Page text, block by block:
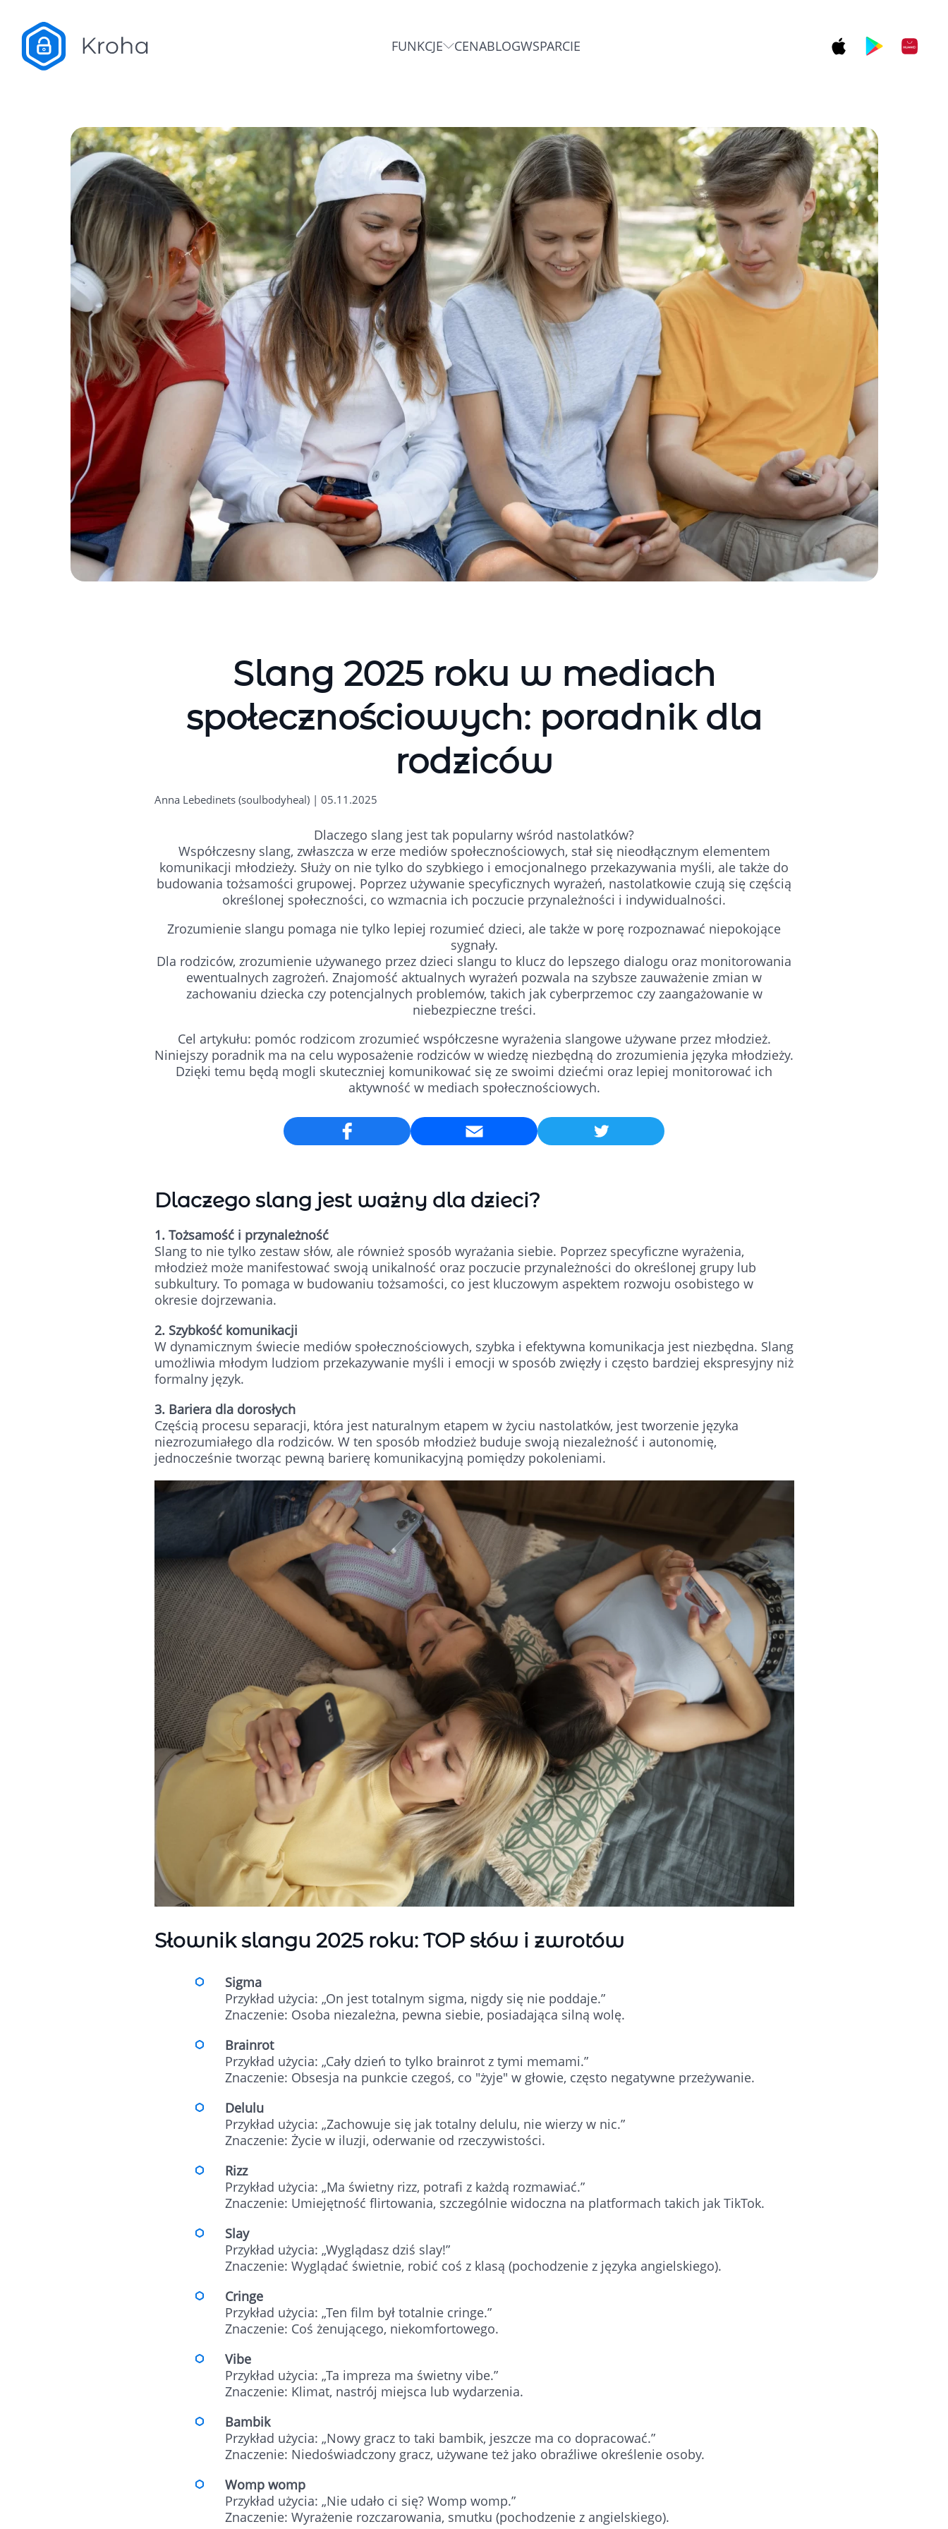
FUNKCJE CENABLOGWSPARCIE
Slang 2025 roku w mediach
społecznościowych: poradnik dla
rodziców
Anna Lebedinets (soulbodyheal) | 05.11.2025
Dlaczego slang jest tak popularny wśród nastolatków?
Współczesny slang, zwłaszcza w erze mediów społecznościowych, stał się nieodłącznym elementem
komunikacji młodzieży. Służy on nie tylko do szybkiego i emocjonalnego przekazywania myśli, ale także do
budowania tożsamości grupowej. Poprzez używanie specyficznych wyrażeń, nastolatkowie czują się częścią
określonej społeczności, co wzmacnia ich poczucie przynależności i indywidualności.
Zrozumienie slangu pomaga nie tylko lepiej rozumieć dzieci, ale także w porę rozpoznawać niepokojące
sygnały.
Dla rodziców, zrozumienie używanego przez dzieci slangu to klucz do lepszego dialogu oraz monitorowania
ewentualnych zagrożeń. Znajomość aktualnych wyrażeń pozwala na szybsze zauważenie zmian w
zachowaniu dziecka czy potencjalnych problemów, takich jak cyberprzemoc czy zaangażowanie w
niebezpieczne treści.
Cel artykułu: pomóc rodzicom zrozumieć współczesne wyrażenia slangowe używane przez młodzież.
Niniejszy poradnik ma na celu wyposażenie rodziców w wiedzę niezbędną do zrozumienia języka młodzieży.
Dzięki temu będą mogli skuteczniej komunikować się ze swoimi dziećmi oraz lepiej monitorować ich
aktywność w mediach społecznościowych.
Email
Dlaczego slang jest ważny dla dzieci?
1. Tożsamość i przynależność
Slang to nie tylko zestaw słów, ale również sposób wyrażania siebie. Poprzez specyficzne wyrażenia,
młodzież może manifestować swoją unikalność oraz poczucie przynależności do określonej grupy lub
subkultury. To pomaga w budowaniu tożsamości, co jest kluczowym aspektem rozwoju osobistego w
okresie dojrzewania.
2. Szybkość komunikacji
W dynamicznym świecie mediów społecznościowych, szybka i efektywna komunikacja jest niezbędna. Slang
umożliwia młodym ludziom przekazywanie myśli i emocji w sposób zwięzły i często bardziej ekspresyjny niż
formalny język.
3. Bariera dla dorosłych
Częścią procesu separacji, która jest naturalnym etapem w życiu nastolatków, jest tworzenie języka
niezrozumiałego dla rodziców. W ten sposób młodzież buduje swoją niezależność i autonomię,
jednocześnie tworząc pewną barierę komunikacyjną pomiędzy pokoleniami.
Słownik slangu 2025 roku: TOP słów i zwrotów
Sigma
Przykład użycia: „On jest totalnym sigma, nigdy się nie poddaje.”
Znaczenie: Osoba niezależna, pewna siebie, posiadająca silną wolę.
Brainrot
Przykład użycia: „Cały dzień to tylko brainrot z tymi memami.”
Znaczenie: Obsesja na punkcie czegoś, co "żyje" w głowie, często negatywne przeżywanie.
Delulu
Przykład użycia: „Zachowuje się jak totalny delulu, nie wierzy w nic.”
Znaczenie: Życie w iluzji, oderwanie od rzeczywistości.
Rizz
Przykład użycia: „Ma świetny rizz, potrafi z każdą rozmawiać.”
Znaczenie: Umiejętność flirtowania, szczególnie widoczna na platformach takich jak TikTok.
Slay
Przykład użycia: „Wyglądasz dziś slay!”
Znaczenie: Wyglądać świetnie, robić coś z klasą (pochodzenie z języka angielskiego).
Cringe
Przykład użycia: „Ten film był totalnie cringe.”
Znaczenie: Coś żenującego, niekomfortowego.
Vibe
Przykład użycia: „Ta impreza ma świetny vibe.”
Znaczenie: Klimat, nastrój miejsca lub wydarzenia.
Bambik
Przykład użycia: „Nowy gracz to taki bambik, jeszcze ma co dopracować.”
Znaczenie: Niedoświadczony gracz, używane też jako obraźliwe określenie osoby.
Womp womp
Przykład użycia: „Nie udało ci się? Womp womp.”
Znaczenie: Wyrażenie rozczarowania, smutku (pochodzenie z angielskiego).